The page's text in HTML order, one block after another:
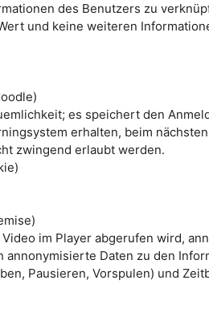
des Benutzers zu
und keine weiteren
es speichert den
erhalten, beim
zwingend erlaubt werden.
im Player abgerufen wird,
Daten zu den
Pausieren, Vorspulen) und